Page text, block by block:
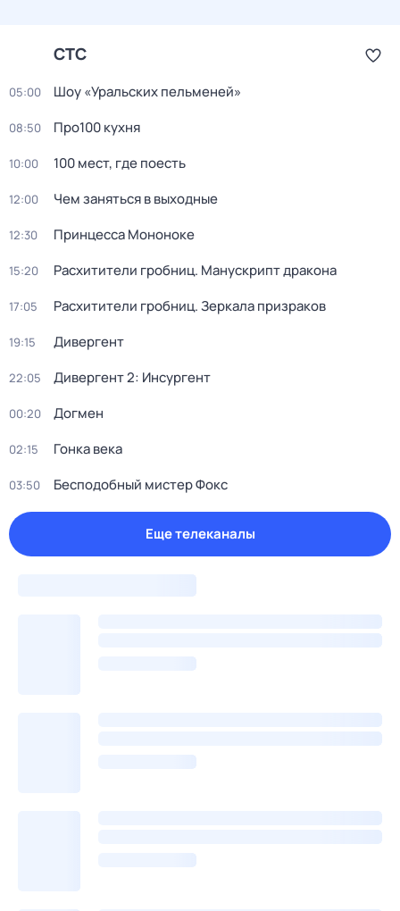
СТС
05:00 Шоу «Уральских пельменей»
08:50 Про100 кухня
10:00 100 мест, где поесть
12:00 Чем заняться в выходные
12:30 Принцесса Мононоке
15:20 Расхитители гробниц. Манускрипт дракона
17:05 Расхитители гробниц. Зеркала призраков
19:15 Дивергент
22:05 Дивергент 2: Инсургент
00:20 Догмен
02:15 Гонка века
03:50 Бесподобный мистер Фокс
Еще телеканалы